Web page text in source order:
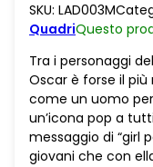
e
la
sua
spada
quantità
SKU: LAD003M
QuadriQuesto
Tra i personaggi
Oscar è forse il
come un uomo
un’icona pop a
messaggio di “girl
giovani che con